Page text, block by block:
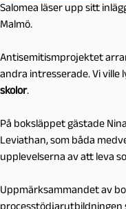
Salomea läser upp sitt
Malmö.
Antisemitismprojektet
andra intresserade. Vi ville
skolor.
På boksläppet gästade
Leviathan, som båda
upplevelserna av att leva
Uppmärksammandet av
processtödjarutbildningen